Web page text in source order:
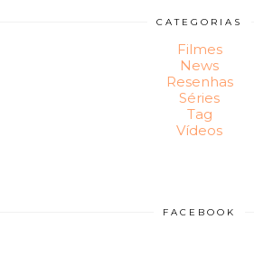
CATEGORIAS
Filmes
News
Resenhas
Séries
Tag
Vídeos
FACEBOOK